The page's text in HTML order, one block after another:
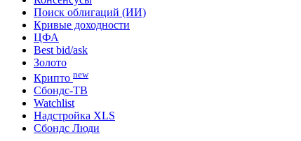
Войти Зарегистрироваться
Портфель
Консенсусы
Поиск облигаций (ИИ)
Кривые доходности
ЦФА
Best bid/ask
Золото
Криптоnew
Сбондс-ТВ